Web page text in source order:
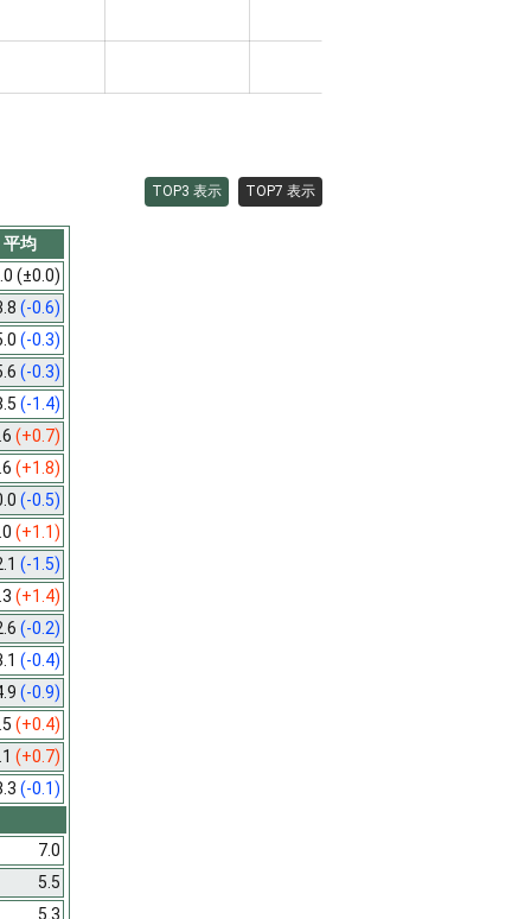
TOP3 表示 TOP7 表示
平均
(±0.0)
(-0.6)
(-0.3)
(-0.3)
(-1.4)
(+0.7)
(+1.8)
(-0.5)
(+1.1)
(-1.5)
(+1.4)
(-0.2)
(-0.4)
(-0.9)
(+0.4)
(+0.7)
(-0.1)
7.0
5.5
5.3